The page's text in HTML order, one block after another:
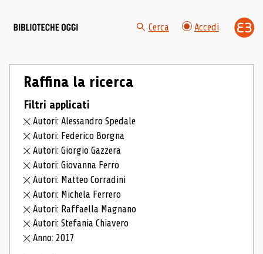
Cerca Accedi
Raffina la ricerca
Filtri applicati
Autori: Alessandro Spedale
Autori: Federico Borgna
Autori: Giorgio Gazzera
Autori: Giovanna Ferro
Autori: Matteo Corradini
Autori: Michela Ferrero
Autori: Raffaella Magnano
Autori: Stefania Chiavero
Anno: 2017